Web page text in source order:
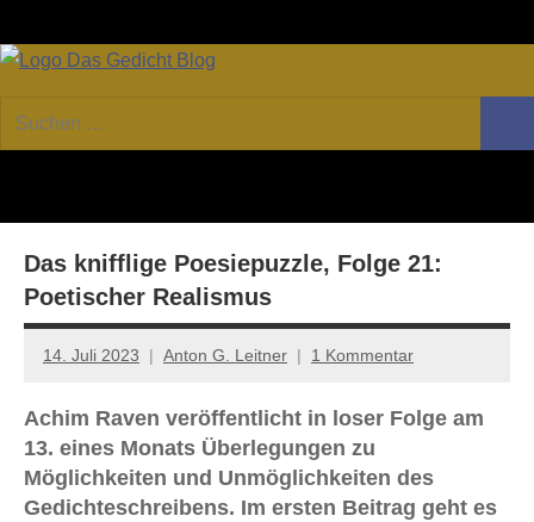
Inhalt
GEDICHT
Forum
von
Lyrik,
Essay
Suchen
nach:
Das knifflige Poesiepuzzle, Folge 21:
Poetischer Realismus
14. Juli 2023 Anton G. Leitner 1 Kommentar
Achim Raven veröffentlicht in loser Folge am
13. eines Monats Überlegungen zu
Möglichkeiten und Unmöglichkeiten des
Gedichteschreibens. Im ersten Beitrag geht es